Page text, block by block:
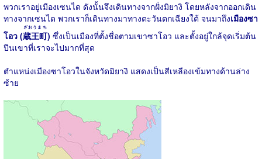
พวกเราอยู่เมืองเซนได ดังนั้นจึงเดินทางจากฝั่งมิยางิ โดยหลังจากออกเดิน
ทางจากเซนได พวกเราก็เดินทางมาทางตะวันตกเฉียงใต้ จนมาถึงเมืองซา
โอว (蔵王町
ざおうまち
) ซึ่งเป็นเมืองที่ตั้งชื่อตามเขาซาโอว และตั้งอยู่ใกล้จุดเริ่มต้น
ปีนเขาที่เราจะไปมากที่สุด
ตำแหน่งเมืองซาโอวในจังหวัดมิยางิ แสดงเป็นสีเหลืองเข้มทางด้านล่าง
ซ้าย